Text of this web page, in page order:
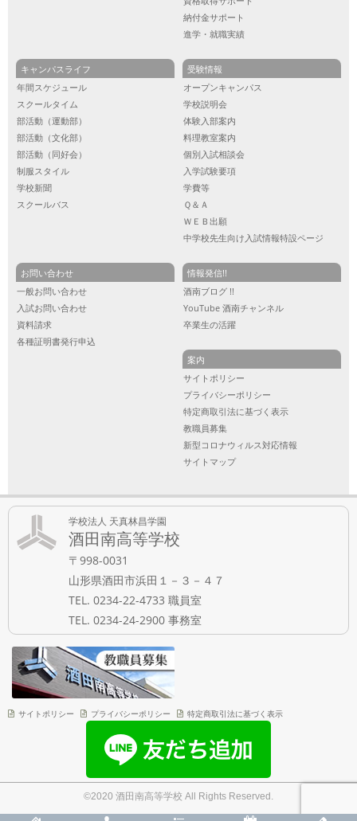
納付金サポート
進学・就職実績
キャンパスライフ
年間スケジュール
スクールタイム
部活動（運動部）
部活動（文化部）
部活動（同好会）
制服スタイル
学校新聞
スクールバス
受験情報
オープンキャンパス
学校説明会
体験入部案内
料理教室案内
個別入試相談会
入学試験要項
学費等
Ｑ＆Ａ
ＷＥＢ出願
中学校先生向け入試情報特設ページ
お問い合わせ
一般お問い合わせ
入試お問い合わせ
資料請求
各種証明書発行申込
情報発信!!
酒南ブログ !!
YouTube 酒南チャンネル
卒業生の活躍
案内
サイトポリシー
プライバシーポリシー
特定商取引法に基づく表示
教職員募集
新型コロナウィルス対応情報
サイトマップ
学校法人 天真林昌学園
酒田南高等学校
〒998-0031
山形県酒田市浜田１－３－４７
TEL. 0234-22-4733 職員室
TEL. 0234-24-2900 事務室
サイトポリシー プライバシーポリシー 特定商取引法に基づく表示
©2020 酒田南高等学校 All Rights Reserved.